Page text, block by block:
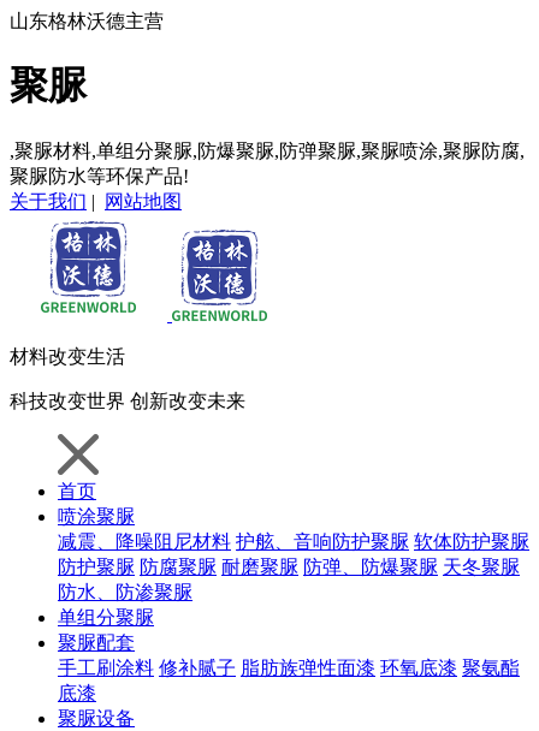
山东格林沃德主营
聚脲
,聚脲材料,单组分聚脲,防爆聚脲,防弹聚脲,聚脲喷涂,聚脲防腐,
聚脲防水等环保产品!
关于我们 | 网站地图
材料改变生活
科技改变世界 创新改变未来
首页
喷涂聚脲
减震、降噪阻尼材料 护舷、音响防护聚脲 软体防护聚脲
防护聚脲 防腐聚脲 耐磨聚脲 防弹、防爆聚脲 天冬聚脲
防水、防渗聚脲
单组分聚脲
聚脲配套
手工刷涂料 修补腻子 脂肪族弹性面漆 环氧底漆 聚氨酯
底漆
聚脲设备